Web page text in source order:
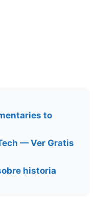
to
— Ver Gratis
historia